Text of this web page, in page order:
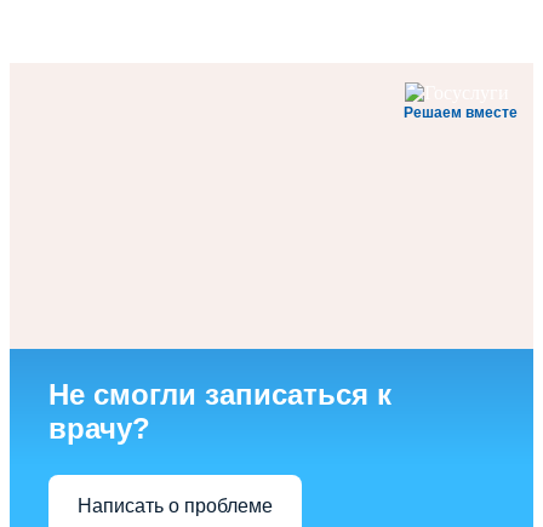
Решаем вместе
Не смогли записаться к
врачу?
Написать о проблеме